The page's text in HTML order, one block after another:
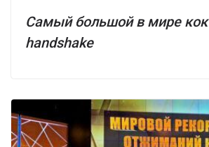
Самый большой в мире
handshake